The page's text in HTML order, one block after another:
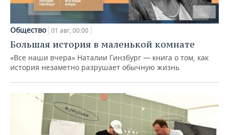
Общество 01 авг, 00:00
Большая история в маленькой комнате
«Все наши вчера» Наталии Гинзбург — книга о том, как
история незаметно разрушает обычную жизнь